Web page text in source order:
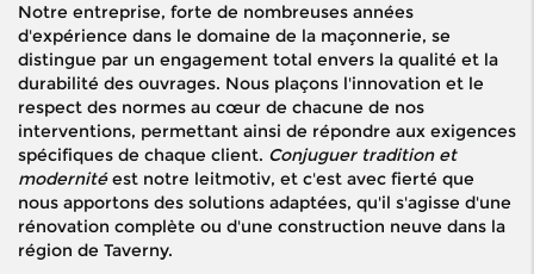
Notre entreprise, forte de nombreuses années
d'expérience dans le domaine de la maçonnerie, se
distingue par un engagement total envers la qualité et la
durabilité des ouvrages. Nous plaçons l'innovation et le
respect des normes au cœur de chacune de nos
interventions, permettant ainsi de répondre aux exigences
spécifiques de chaque client. Conjuguer tradition et
modernitéest notre leitmotiv, et c'est avec fierté que
nous apportons des solutions adaptées, qu'il s'agisse d'une
rénovation complète ou d'une construction neuve dans la
région de Taverny.